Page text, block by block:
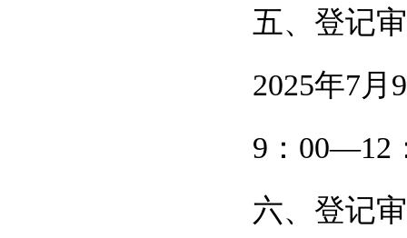
五、登记
2025年7
9：00—12
六、登记